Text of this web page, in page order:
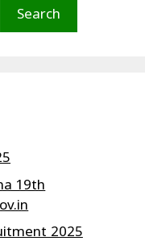
Search
19th
2025